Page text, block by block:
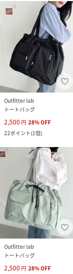
Outfitter lab
トートバッグ
2,500 円 28%OFF
22ポイント(1倍)
Outfitter lab
トートバッグ
2,500 円 28%OFF